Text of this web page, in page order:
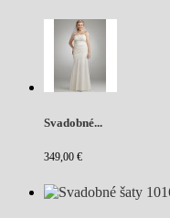
Svadobné...
349,00 €